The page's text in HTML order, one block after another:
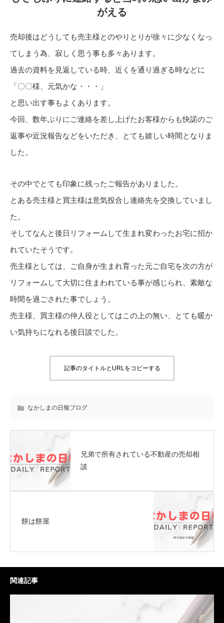
がえる
売却後はどうしても売主様とのやりとりが徐々に少なくなっ
てしまう為、寂しく思う事も多々あります。
過去の資料を見返している時、近くを通り過ぎる時などに
「〇〇様、元気かな・・・」
と思い出す事もよくあります。
今回、数年ぶりにご連絡を差し上げたお客様からも快諾のご
返事や近況報告などをいただき、とても嬉しい時間となりま
した。
その中でとても印象に残ったご報告がありました。
とある売主様と買主様は意気投合し連絡先を交換していまし
た。
そしてなんと後日リフォームして生まれ変わったお宅に招か
れていたそうです。
売主様としては、ご自身が生まれ育った元ご自宅を次の方が
リフォームして大切に住まわれている事が感じられ、素敵な
時間を過ごされた事でしょう。
売主様、買主様の仲人役としてはこの上の無い、とても暖か
い気持ちになれる後日談でした。
記事のタイトルとURLをコピーする
なかしまの日報ブログ
兄弟で所有されている不動産の売却相
談
餅は餅屋
関連記事